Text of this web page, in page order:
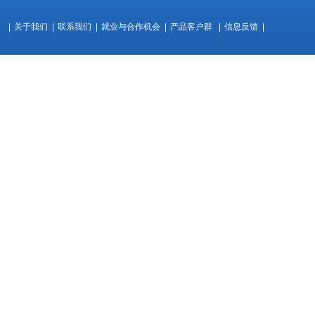
关于我们 联系我们 就业与合作机会 产品客户群 信息反馈